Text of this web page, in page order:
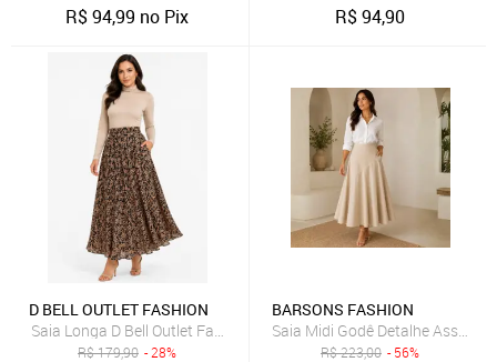
R$94,99 no Pix R$94,90
D BELL OUTLET FASHION
Saia Longa D Bell Outlet Fashion Estampa Floral Preto e Bege
R$179,90 - 28%
BARSONS FASHION
Saia Midi Godê Detalhe
R$223,00 - 56%